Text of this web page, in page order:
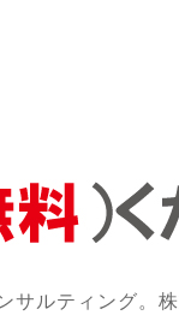
ルティング。